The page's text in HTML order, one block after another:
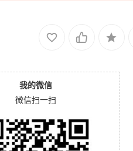
我的微信
微信扫一扫